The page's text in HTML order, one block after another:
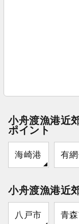
小舟渡漁港近
ポイント
海崎港 有
小舟渡漁港近
八戸市 青